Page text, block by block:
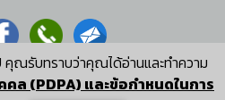
คุณรับทราบว่าคุณได้อ่านและทำความ
ล (PDPA) และข้อกำหนดในการ
บ อนุชา พวงผกา